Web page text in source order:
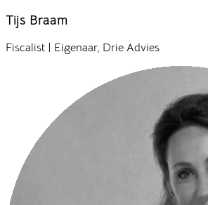
Tijs Braam
Fiscalist | Eigenaar, Drie Advies